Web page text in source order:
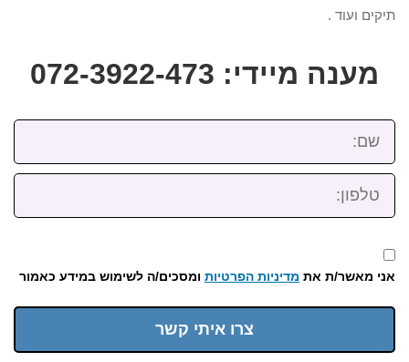
תיקים ועוד .
מענה מיידי: 072-3922-473
שם:
טלפון:
אני מאשר/ת את מדיניות הפרטיות ומסכים/ה לשימוש במידע כאמור
צרו איתי קשר